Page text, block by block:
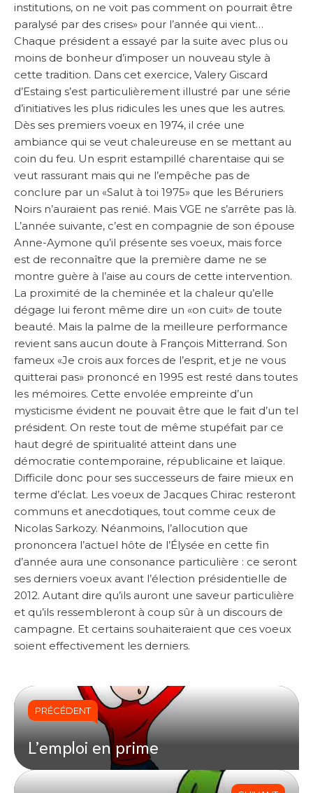
institutions, on ne voit pas comment on pourrait être
paralysé par des crises» pour l’année qui vient…
Chaque président a essayé par la suite avec plus ou
moins de bonheur d’imposer un nouveau style à
cette tradition. Dans cet exercice, Valery Giscard
d’Estaing s’est particulièrement illustré par une série
d’initiatives les plus ridicules les unes que les autres.
Dès ses premiers voeux en 1974, il crée une
ambiance qui se veut chaleureuse en se mettant au
coin du feu. Un esprit estampillé charentaise qui se
veut rassurant mais qui ne l’empêche pas de
conclure par un «Salut à toi 1975» que les Béruriers
Noirs n’auraient pas renié. Mais VGE ne s’arrête pas là.
L’année suivante, c’est en compagnie de son épouse
Anne-Aymone qu’il présente ses voeux, mais force
est de reconnaître que la première dame ne se
montre guère à l’aise au cours de cette intervention.
La proximité de la cheminée et la chaleur qu’elle
dégage lui feront même dire un «on cuit» de toute
beauté. Mais la palme de la meilleure performance
revient sans aucun doute à François Mitterrand. Son
fameux «Je crois aux forces de l’esprit, et je ne vous
quitterai pas» prononcé en 1995 est resté dans toutes
les mémoires. Cette envolée empreinte d’un
mysticisme évident ne pouvait être que le fait d’un tel
président. On reste tout de même stupéfait par ce
haut degré de spiritualité atteint dans une
démocratie contemporaine, républicaine et laïque.
Difficile donc pour ses successeurs de faire mieux en
terme d’éclat. Les voeux de Jacques Chirac resteront
communs et anecdotiques, tout comme ceux de
Nicolas Sarkozy. Néanmoins, l’allocution que
prononcera l’actuel hôte de l’Élysée en cette fin
d’année aura une consonance particulière : ce seront
ses derniers voeux avant l’élection présidentielle de
2012. Autant dire qu’ils auront une saveur particulière
et qu’ils ressembleront à coup sûr à un discours de
campagne. Et certains souhaiteraient que ces voeux
soient effectivement les derniers.
PRÉCÉDENT
L’emploi en prime